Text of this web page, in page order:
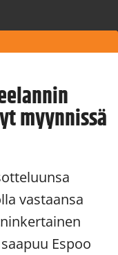
myynnissä
vastaansa
Espoo